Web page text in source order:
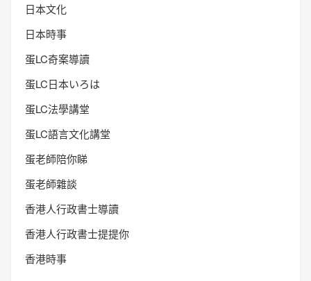
日本文化
日本時事
蛋LC奇案導讀
蛋LC日本いろは
蛋LC法學講堂
蛋LC語言文化講堂
蛋老師陪你睇
蛋老師雜談
香港人行政書士導讀
香港人行政書士提提你
香港時事